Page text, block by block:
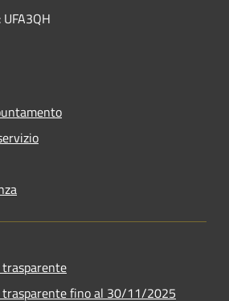
fino al 30/11/2025